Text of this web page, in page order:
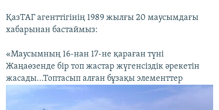
ҚазТАГ агенттігінің 1989 жылғы 20 маусымдағы
хабарынан бастаймыз:
«Маусымның 16-нан 17-не қараған түні
Жаңаөзенде бір топ жастар жүгенсіздік әрекетін
жасады...Топтасып алған бұзақы элементтер